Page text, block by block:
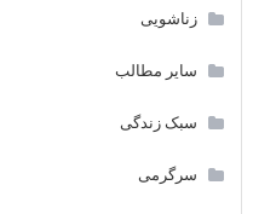
زناشویی
سایر مطالب
سبک زندگی
سرگرمی